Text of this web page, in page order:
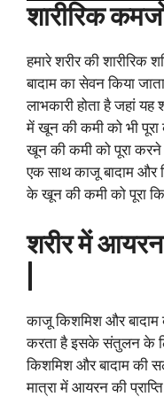
शारीरिक
हमारे शरीर की
बादाम का सेवन किया
लाभकारी होता है जहां यह
में खून की कमी को भी
खून की कमी को पूरा करने
एक साथ काजू बादाम और
के खून की कमी को पूरा
शरीर में आयरन
काजू किशमिश और बादाम
करता है इसके संतुलन के
किशमिश और बादाम की
मात्रा में आयरन की प्राप्ति